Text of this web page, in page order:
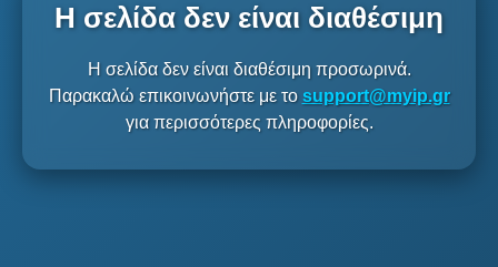
Η σελίδα δεν είναι διαθέσιμη
Η σελίδα δεν είναι διαθέσιμη προσωρινά.
Παρακαλώ επικοινωνήστε με το support@myip.gr
για περισσότερες πληροφορίες.